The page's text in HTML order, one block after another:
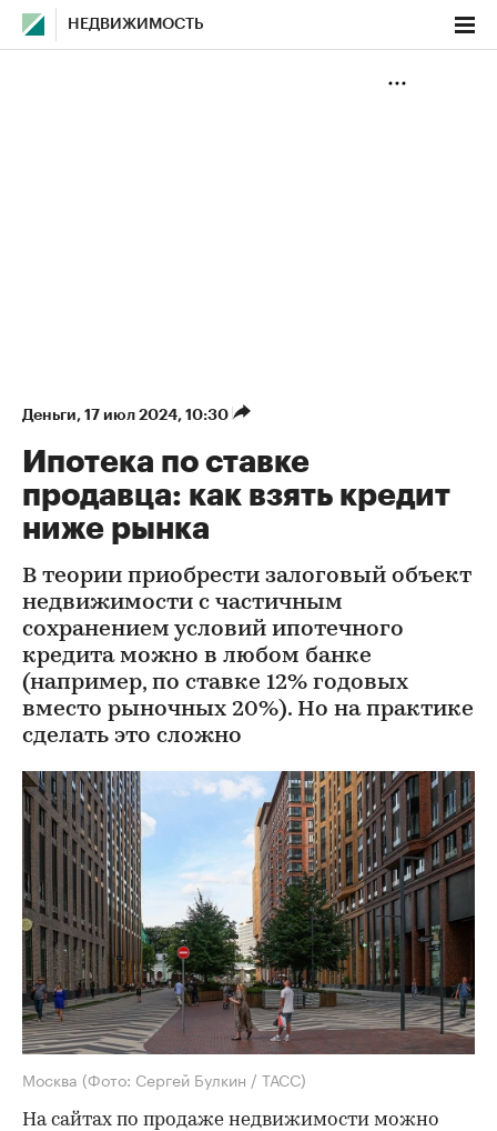
НЕДВИЖИМОСТЬ
Деньги⁠, 17 июл 2024, 10:30
Ипотека по ставке
продавца: как взять кредит
ниже рынка
В теории приобрести залоговый объект
недвижимости с частичным
сохранением условий ипотечного
кредита можно в любом банке
(например, по ставке 12% годовых
вместо рыночных 20%). Но на практике
сделать это сложно
Москва (Фото: Сергей Булкин / ТАСС)
На сайтах по продаже недвижимости можно